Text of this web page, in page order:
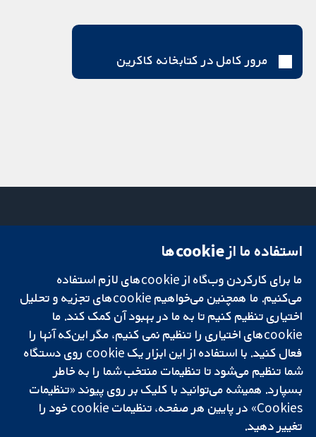
مرور کامل در کتابخانه کاکرین
تحقیقات قابل
اعتماد.
تصمیم‌گیری آگاهانه.
سلامت بهتر.
میدان کاوندیش
لندن
W1G 0AN
بریتانیا
دفتر رسانه‌ای
درباره ما
فرصت‌های
شغلی
Cochrane
Library
شبکه همکاری کاکرین، یک مؤسسه خیریه (شماره 1045921) و یک شرکت با
استفاده ما از cookie‌ها
ما برای کارکردن وب‌گاه از cookie‌های لازم استفاده
می‌کنیم. ما همچنین می‌خواهیم cookie‌های تجزیه و تحلیل
اختیاری تنظیم کنیم تا به ما در بهبود آن کمک کند. ما
cookie‌های اختیاری را تنظیم نمی کنیم، مگر این‌که آنها را
فعال کنید. با استفاده از این ابزار یک cookie‌ روی دستگاه
شما تنظیم می‌شود تا تنظیمات منتخب شما را به خاطر
بسپارد. همیشه می‌توانید با کلیک بر روی پیوند «تنظیمات
Cookies» در پایین هر صفحه، تنظیمات cookie‌ خود را
تغییر دهید.